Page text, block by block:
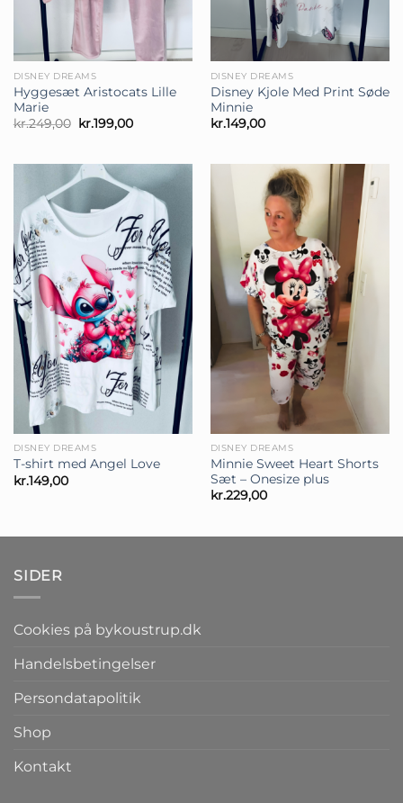
DISNEY DREAMS
Hygge­sæt Aristocats Lille
Marie
kr.249,00 Den
oprindelige
kr.249,00.
kr.199,00Den
kr.199,00.
DISNEY DREAMS
Disney Kjole Med Print Søde
Minnie
kr.149,00
DISNEY DREAMS
T-shirt med Angel Love
kr.149,00
DISNEY DREAMS
Minnie Sweet Heart Shorts
Sæt – Onesize plus
kr.229,00
SIDER
Cookies på bykoustrup.dk
Handelsbetingelser
Persondatapolitik
Shop
Kontakt